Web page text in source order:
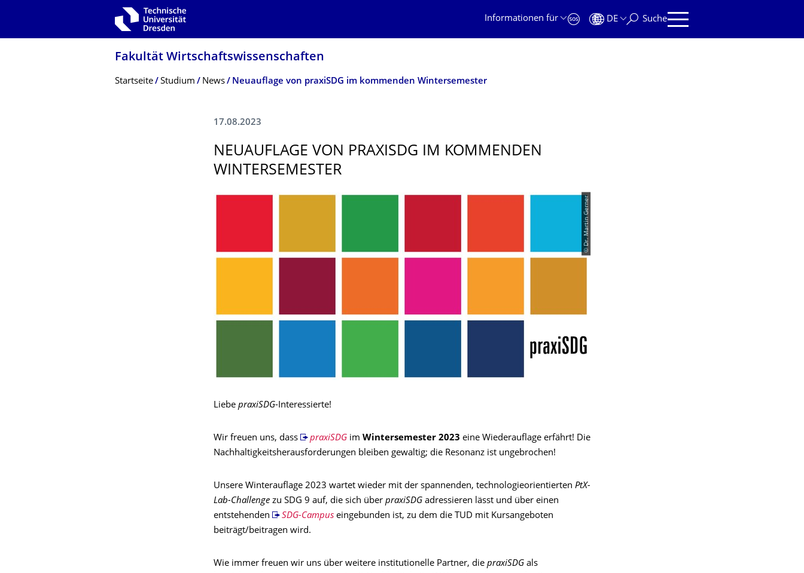
Zur Hauptnavigation springen
Informationen für
DE Suche
Fakultät Wirtschaftswissen­schaften
Breadcrumb-Menü
Startseite Studium News Neuauflage von praxiSDG im kommenden Wintersemester
17.08.2023
NEUAUFLAGE VON PRAXISDG IM KOMMENDEN
WINTERSEMESTER
© Dr. Martin Gerner
Liebe praxiSDG-Interessierte!
Wir freuen uns, dass praxiSDGim Wintersemester 2023 eine Wiederauflage erfährt! Die
Nachhaltigkeitsherausforderungen bleiben gewaltig; die Resonanz ist ungebrochen!
Unsere Winterauflage 2023 wartet wieder mit der spannenden, technologieorientierten PtX-
Lab-Challenge zu SDG 9 auf, die sich über praxiSDG adressieren lässt und über einen
entstehenden
SDG-Campuseingebunden ist, zu dem die TUD mit Kursangeboten
beiträgt/beitragen wird.
Wie immer freuen wir uns über weitere institutionelle Partner, die praxiSDG als